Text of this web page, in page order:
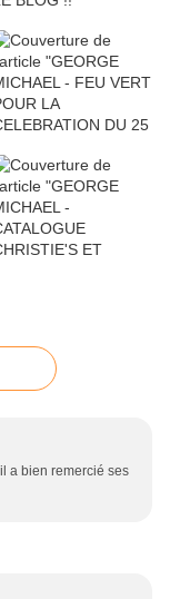
a bien remercié ses